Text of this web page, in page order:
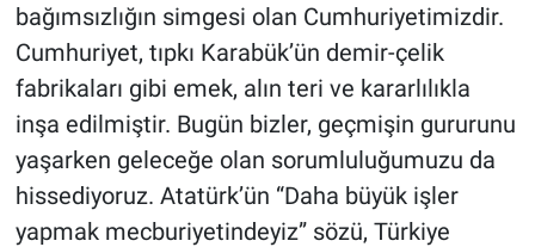
bağımsızlığın simgesi olan Cumhuriyetimizdir.
Cumhuriyet, tıpkı Karabük’ün demir-çelik
fabrikaları gibi emek, alın teri ve kararlılıkla
inşa edilmiştir. Bugün bizler, geçmişin gururunu
yaşarken geleceğe olan sorumluluğumuzu da
hissediyoruz. Atatürk’ün “Daha büyük işler
yapmak mecburiyetindeyiz” sözü, Türkiye